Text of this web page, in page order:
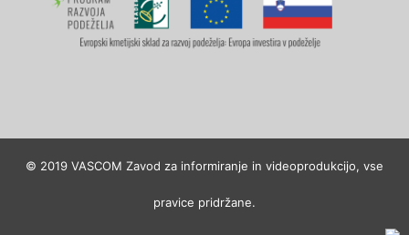
© 2019 VASCOM Zavod za informiranje in videoprodukcijo, vse
pravice pridržane.